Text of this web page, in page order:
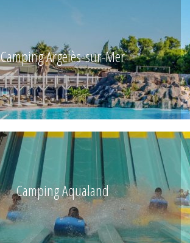
Camping Argelès-sur-Mer
Camping Aqualand